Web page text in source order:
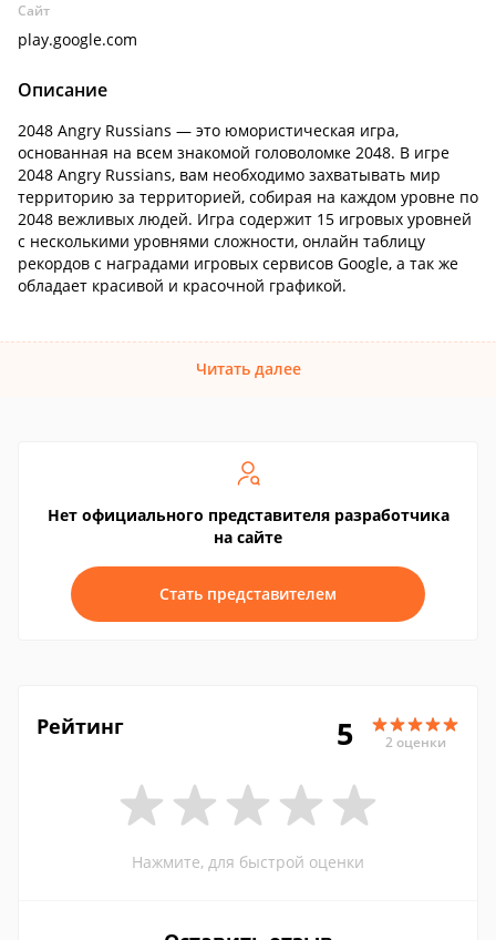
Сайт
play.google.com
Описание
2048 Angry Russians — это юмористическая игра,
основанная на всем знакомой головоломке 2048. В игре
2048 Angry Russians, вам необходимо захватывать мир
территорию за территорией, собирая на каждом уровне по
2048 вежливых людей. Игра содержит 15 игровых уровней
с несколькими уровнями сложности, онлайн таблицу
рекордов с наградами игровых сервисов Google, а так же
обладает красивой и красочной графикой.
Читать далее
Нет официального представителя разработчика
на сайте
Стать представителем
Рейтинг 5 2 оценки
Нажмите, для быстрой оценки